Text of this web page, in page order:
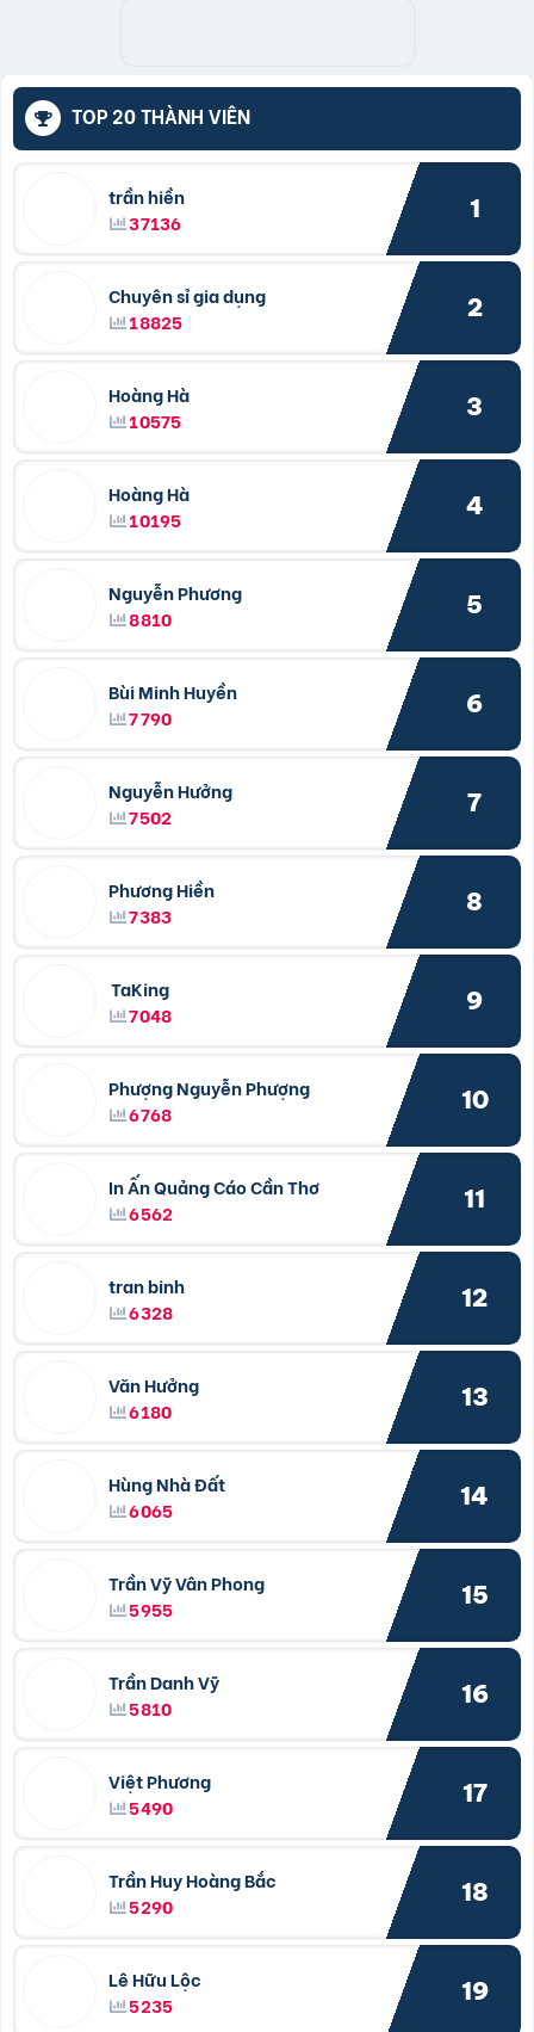
TOP 20 THÀNH VIÊN
trần hiền
37136
1
Chuyên sỉ gia dụng
18825
2
Hoàng Hà
10575
3
Hoàng Hà
10195
4
Nguyễn Phương
8810
5
Bùi Minh Huyền
7790
6
Nguyễn Hưởng
7502
7
Phương Hiền
7383
8
TaKing
7048
9
Phượng Nguyễn Phượng
6768
10
In Ấn Quảng Cáo Cần Thơ
6562
11
tran binh
6328
12
Văn Hưởng
6180
13
Hùng Nhà Đất
6065
14
Trần Vỹ Vân Phong
5955
15
Trần Danh Vỹ
5810
16
Việt Phương
5490
17
Trần Huy Hoàng Bắc
5290
18
Lê Hữu Lộc
5235
19